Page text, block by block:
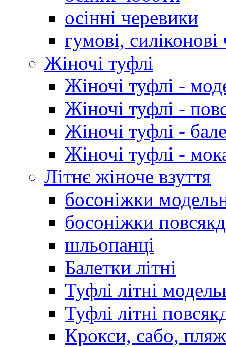
осінні черевики
гумові,
Жіночі туфлі
Жіночі туфлі -
Жіночі туфлі -
Жіночі туфлі -
Жіночі туфлі -
Літнє жіноче взуття
босоніжки
босоніжки
шльопанці
Балетки літні
Туфлі літні
Туфлі літні
Крокси, сабо,